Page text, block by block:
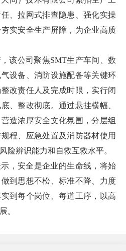
、拉网式排查隐患、强化实操
实安全生产屏障，为企业高质
该公司聚焦SMT生产车间、数
设备、消防设施配备等关键环
改责任人及完成时限，实行闭
、整改彻底。通过悬挂横幅、
造浓厚安全文化氛围，分层组
程、应急处置及消防器材使用
险辨识能力和自救互救水平。
，安全是企业的生命线，将始
到思想不松、标准不降、力度
到每个岗位、每道工序，以高
。